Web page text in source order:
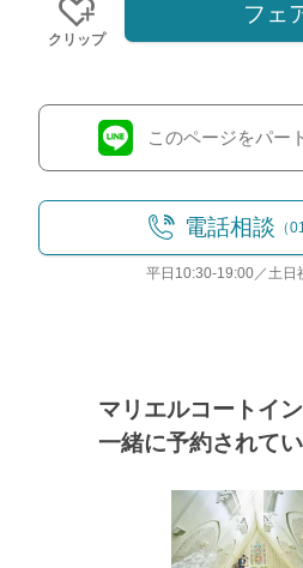
おトクな特典つきフェア
(火・祝) 残◯
【最大150万円特典！コース試
クリップ
フェ
このページをパー
電話相談 （
平日10:30-19:00／土日
マリエルコートイ
一緒に予約されて